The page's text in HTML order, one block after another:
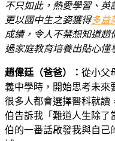
不只如此，熱愛學習、英
更以國中生之姿獲得多益
成績，令人不禁想知道趙
過家庭教育培養出貼心懂
趙偉廷（爸爸）： 從小父
義中學時，開始思考未來
很多人都會選擇醫科就讀
伯告訴我「難道人生除了
伯的一番話啟發我與自己